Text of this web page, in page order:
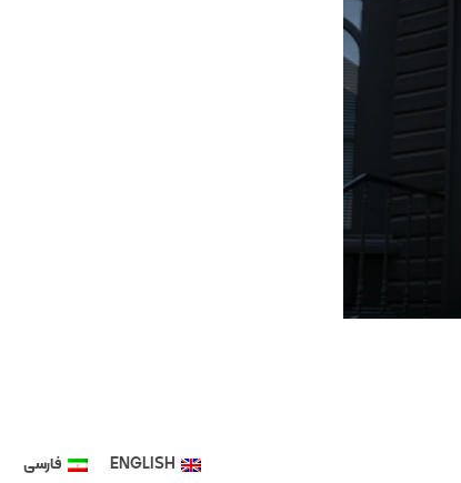
ENGLISH فارسی